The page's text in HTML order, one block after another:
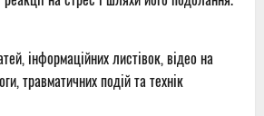
інформаційних листівок, відео на
травматичних подій та технік